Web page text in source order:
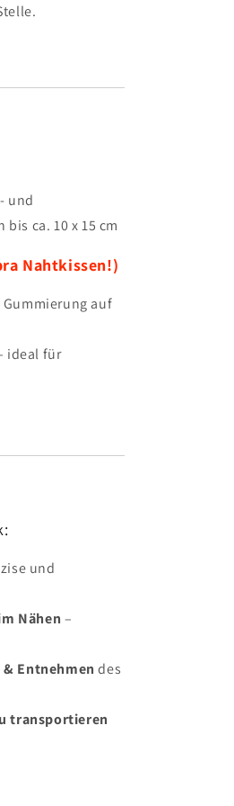
und
ca. 10 x 15 cm
Nahtkissen!)
auf
ideal für
und
Nähen –
Entnehmen des
transportieren